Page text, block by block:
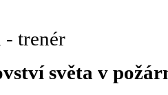
trenér
světa v